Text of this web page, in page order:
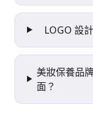
LOGO 設
美妝保養品
面？